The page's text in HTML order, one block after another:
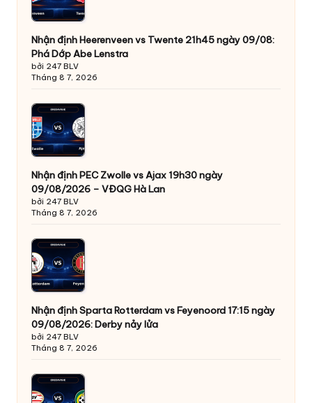
Nhận định Heerenveen vs Twente 21h45 ngày 09/08:
Phá Dớp Abe Lenstra
bởi 247 BLV
Tháng 8 7, 2026
Nhận định PEC Zwolle vs Ajax 19h30 ngày
09/08/2026 – VĐQG Hà Lan
bởi 247 BLV
Tháng 8 7, 2026
Nhận định Sparta Rotterdam vs Feyenoord 17:15 ngày
09/08/2026: Derby nảy lửa
bởi 247 BLV
Tháng 8 7, 2026